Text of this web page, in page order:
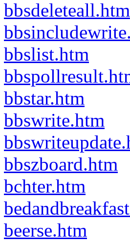
bbsdeleteall.htm
bbslist.htm
bbstar.htm
bbswrite.htm
bbszboard.htm
bchter.htm
beerse.htm